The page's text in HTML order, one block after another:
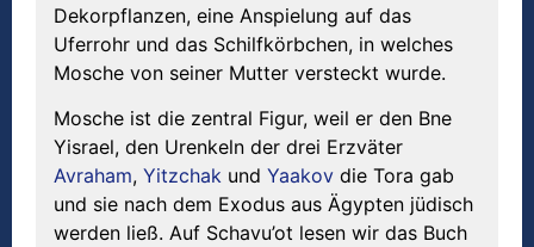
Dekorpflanzen, eine Anspielung auf das
Uferrohr und das Schilfkörbchen, in welches
Mosche von seiner Mutter versteckt wurde.
Mosche ist die zentral Figur, weil er den Bne
Yisrael, den Urenkeln der drei Erzväter
Avraham, Yitzchak und Yaakov die Tora gab
und sie nach dem Exodus aus Ägypten jüdisch
werden ließ. Auf Schavu’ot lesen wir das Buch